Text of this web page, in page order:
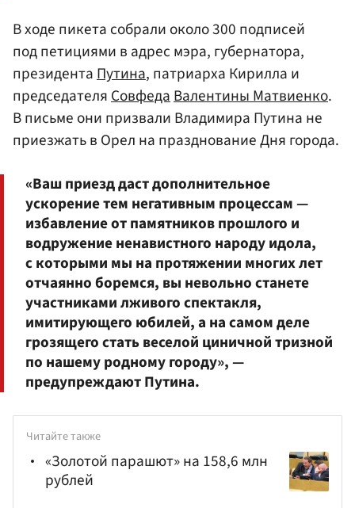
В ходе пикета собрали около 300 подписей
под петициями в адрес мэра, губернатора,
президентаПутина, патриарха Кирилла и
председателяСовфедаВалентины Матвиенко.
В письме они призвали Владимира Путина не
приезжать в Орел на празднование Дня города.
«Ваш приезд даст дополнительное
ускорение тем негативным процессам —
избавление от памятников прошлого и
водружение ненавистного народу идола,
с которыми мы на протяжении многих лет
отчаянно боремся, вы невольно станете
участниками лживого спектакля,
имитирующего юбилей, а на самом деле
грозящего стать веселой циничной тризной
по нашему родному городу», —
предупреждают Путина.
Читайте также
«Золотой парашют» на 158,6 млн
рублей